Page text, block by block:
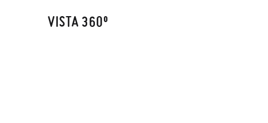
VISTA 360º